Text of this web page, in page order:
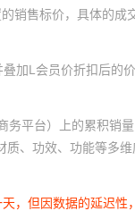
销售标价，具体的成
加L会员价折扣后的价
务平台）上的累积销量
、功效、功能等多
，但因数据的延迟